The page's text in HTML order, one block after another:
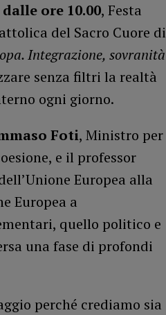
ore 10.00, Festa
del Sacro Cuore di
Integrazione, sovranità
senza filtri la realtà
ogni giorno.
Foti, Ministro per
e il professor
Europea alla
Europea a
quello politico e
una fase di profondi
perché crediamo sia